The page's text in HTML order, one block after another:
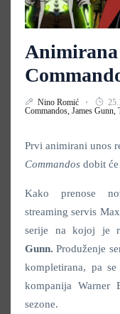
Nino Romić
Commandos, James Gunn,
Prvi animirani unos
Commandos dobit
Kako prenose
streaming servis
serije na kojoj je
Gunn.Produženje
kompletirana, pa
kompanija Warner
sezone.